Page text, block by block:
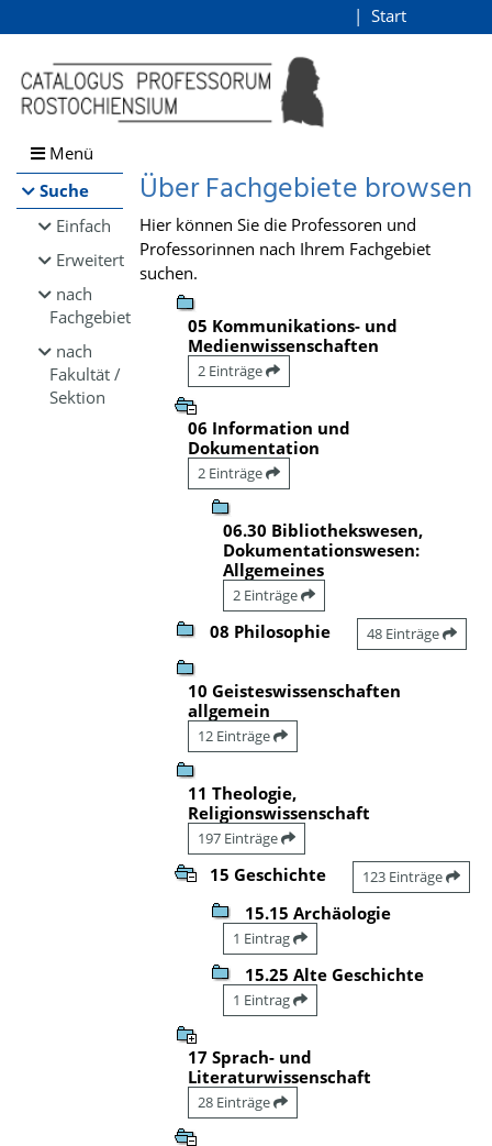
Browsen
direkt zum Inhalt
Start
Menü
Suche
Einfach
Erweitert
nach
Fachgebiet
nach
Fakultät /
Sektion
Über Fachgebiete browsen
Hier können Sie die Professoren und
Professorinnen nach Ihrem Fachgebiet
suchen.
05 Kommunikations- und
Medienwissenschaften
2 Einträge
06 Information und
Dokumentation
2 Einträge
06.30 Bibliothekswesen,
Dokumentationswesen:
Allgemeines
2 Einträge
08 Philosophie 48 Einträge
10 Geisteswissenschaften
allgemein
12 Einträge
11 Theologie,
Religionswissenschaft
197 Einträge
15 Geschichte 123 Einträge
15.15 Archäologie
1 Eintrag
15.25 Alte Geschichte
1 Eintrag
17 Sprach- und
Literaturwissenschaft
28 Einträge